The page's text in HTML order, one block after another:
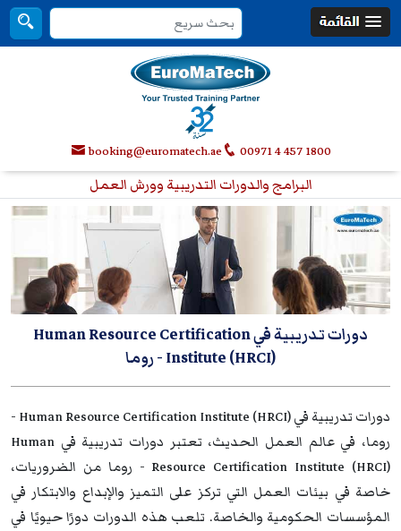
00971 4 457 1800
booking@euromatech.ae
البرامج والدورات التدريبية وورش العمل
دورات تدريبية في Human Resource Certification
Institute (HRCI)- روما
دورات تدريبية في Human Resource Certification Institute (HRCI) -
روما، في عالم العمل الحديث، تعتبر دورات تدريبية في Human
Resource Certification Institute (HRCI) - روما من الضروريات،
خاصة في بيئات العمل التي تركز على التميز والإبداع والابتكار في
المؤسسات الحكومية والخاصة. تلعب هذه الدورات دورًا حيويًا في